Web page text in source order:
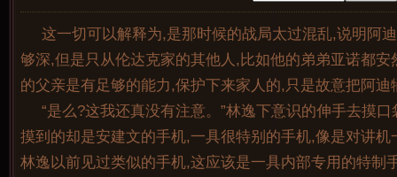
这一切可以解释为,是那时候的战局太过混乱,说明阿
够深,但是只从伦达克家的其他人,比如他的弟弟亚诺都安
的父亲是有足够的能力,保护下来家人的,只是故意把阿迪
“是么?这我还真没有注意。”林逸下意识的伸手去摸
摸到的却是安建文的手机,一具很特别的手机,像是对讲机
林逸以前见过类似的手机,这应该是一具内部专用的特制